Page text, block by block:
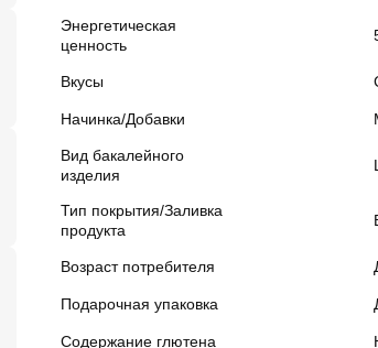
Энергетическая
ценность
Вкусы
Начинка/Добавки
Вид бакалейного
изделия
Тип покрытия/Заливка
продукта
Возраст потребителя
Подарочная упаковка
Содержание глютена